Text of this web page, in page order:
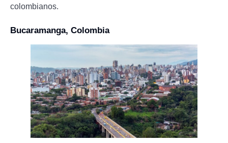
colombianos.
Bucaramanga, Colombia